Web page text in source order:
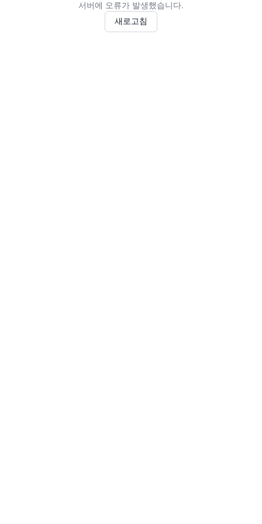
서버에 오류가 발생했습니다.
새로고침